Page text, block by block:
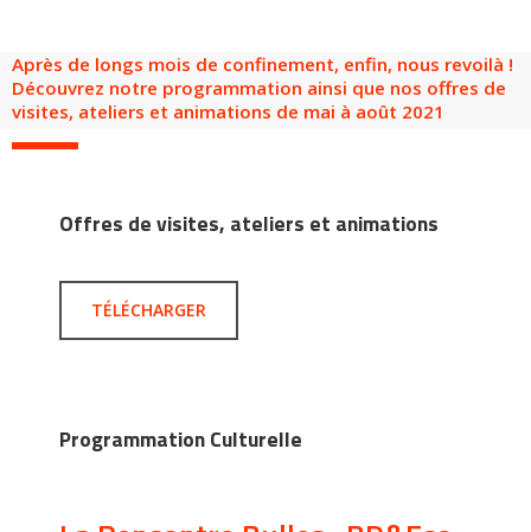
FR EN
Après de longs mois de confinement, enfin, nous revoilà !
Découvrez notre programmation ainsi que nos offres de
visites, ateliers et animations de mai à août 2021
Offres de visites, ateliers et animations
TÉLÉCHARGER
Programmation Culturelle